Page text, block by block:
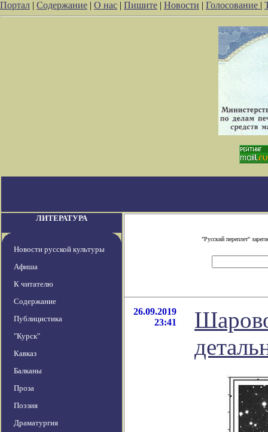
Портал | Содержание | О нас | Пишите | Новости | Голосование |
ЛИТЕРАТУРА
Новости русской культуры
Афиша
К читателю
Содержание
Публицистика
"Курск"
Кавказ
Балканы
Проза
Поэзия
Драматургия
"Русский переплет"
26.09.2019
23:41